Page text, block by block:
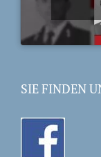
SIE FINDEN